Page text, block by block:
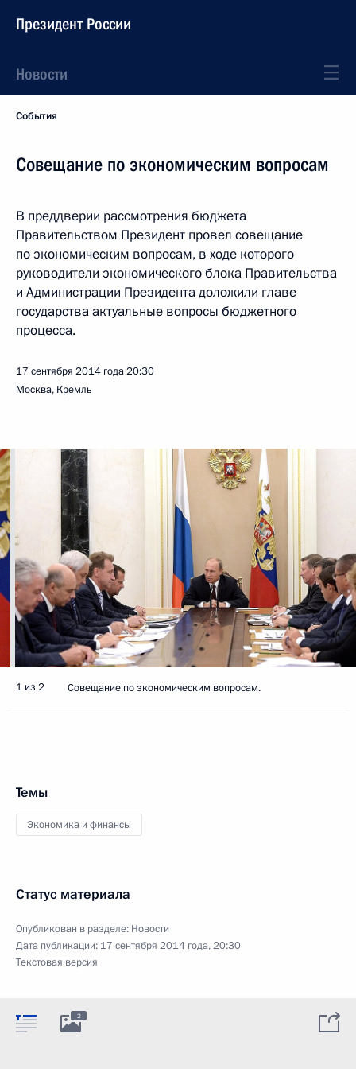
Президент России
Новости
События
Совещание по экономическим вопросам
В преддверии рассмотрения бюджета
Правительством Президент провел совещание
по экономическим вопросам, в ходе которого
руководители экономического блока Правительства
и Администрации Президента доложили главе
государства актуальные вопросы бюджетного
процесса.
17 сентября 2014 года20:30
Москва, Кремль
1 из 2 Совещание по экономическим вопросам.
Темы
Экономика и финансы
Статус материала
Опубликован в разделе: Новости
Дата публикации: 17 сентября 2014 года, 20:30
Текстовая версия
2